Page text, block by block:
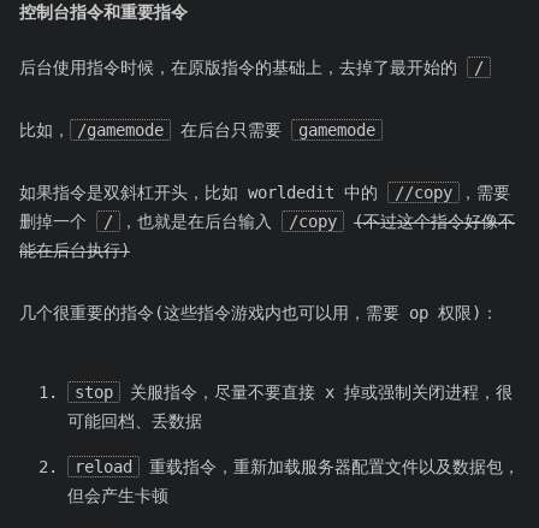
控制台指令和重要指令
后台使用指令时候，在原版指令的基础上，去掉了最开始的 /
比如， /gamemode 在后台只需要 gamemode
如果指令是双斜杠开头，比如 worldedit 中的 //copy
，需要
删掉一个
/ ，也就是在后台输入 /copy
(不过这个指令好像不
能在后台执行)
几个很重要的指令(这些指令游戏内也可以用，需要 op 权限)：
stop
关服指令，尽量不要直接 x 掉或强制关闭进程，很
可能回档、丢数据
reload
重载指令，重新加载服务器配置文件以及数据包，
但会产生卡顿